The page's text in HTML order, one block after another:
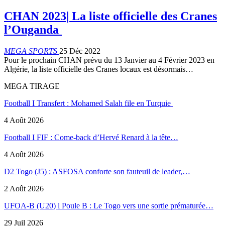
CHAN 2023| La liste officielle des Cranes
l’Ouganda
MEGA SPORTS 25 Déc 2022
Pour le prochain CHAN prévu du 13 Janvier au 4 Février 2023 en
Algérie, la liste officielle des Cranes locaux est désormais…
MEGA TIRAGE
Football I Transfert : Mohamed Salah file en Turquie
4 Août 2026
Football I FIF : Come-back d’Hervé Renard à la tête…
4 Août 2026
D2 Togo (J5) : ASFOSA conforte son fauteuil de leader,…
2 Août 2026
UFOA-B (U20) l Poule B : Le Togo vers une sortie prématurée…
29 Juil 2026